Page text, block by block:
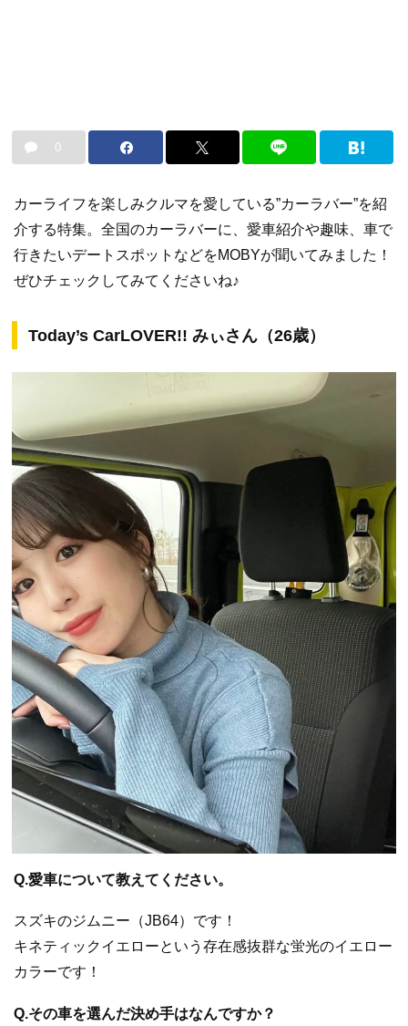
0
カーライフを楽しみクルマを愛している”カーラバー”を紹
介する特集。全国のカーラバーに、愛車紹介や趣味、車で
行きたいデートスポットなどをMOBYが聞いてみました！
ぜひチェックしてみてくださいね♪
Today’s CarLOVER!! みぃさん（26歳）
Q.愛車について教えてください。
スズキのジムニー（JB64）です！
キネティックイエローという存在感抜群な蛍光のイエロー
カラーです！
Q.その車を選んだ決め手はなんですか？